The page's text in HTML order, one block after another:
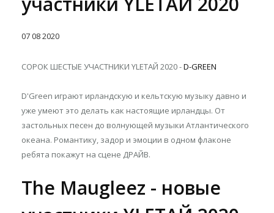
07082020
СОРОК ШЕСТЫЕ УЧАСТНИКИ YLETAЙ 2020 -D-GREEN
D'Green играют ирландскую и кельтскую музыку давно и
уже умеют это делать как настоящие ирландцы. От
застольных песен до волнующей музыки Атлантического
океана. Романтику, задор и эмоции в одном флаконе
ребята покажут на сцене ДРАЙВ.
The Maugleez - новые